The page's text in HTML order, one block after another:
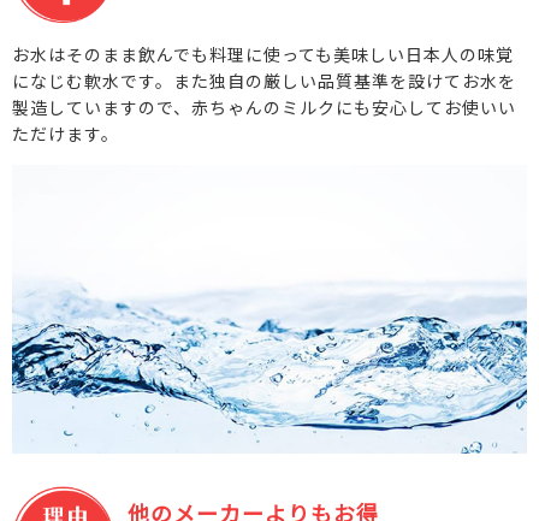
お水はそのまま飲んでも料理に使っても美味しい日本人の味覚
になじむ軟水です。また独自の厳しい品質基準を設けてお水を
製造していますので、赤ちゃんのミルクにも安心してお使いい
ただけます。
他のメーカーよりもお得